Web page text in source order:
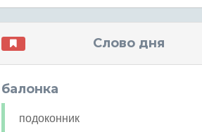
Слово дня
балонка
подоконник